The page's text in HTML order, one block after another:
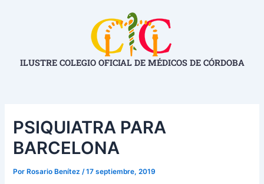
ILUSTRE COLEGIO OFICIAL DE MÉDICOS DE CÓRDOBA
PSIQUIATRA PARA
BARCELONA
PorRosario Benítez /17 septiembre, 2019